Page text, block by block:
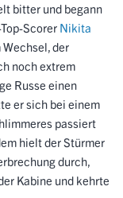
bitter und begann
Scorer Nikita
der
noch extrem
Russe einen
er sich bei einem
passiert
hielt der Stürmer
durch,
Kabine und kehrte